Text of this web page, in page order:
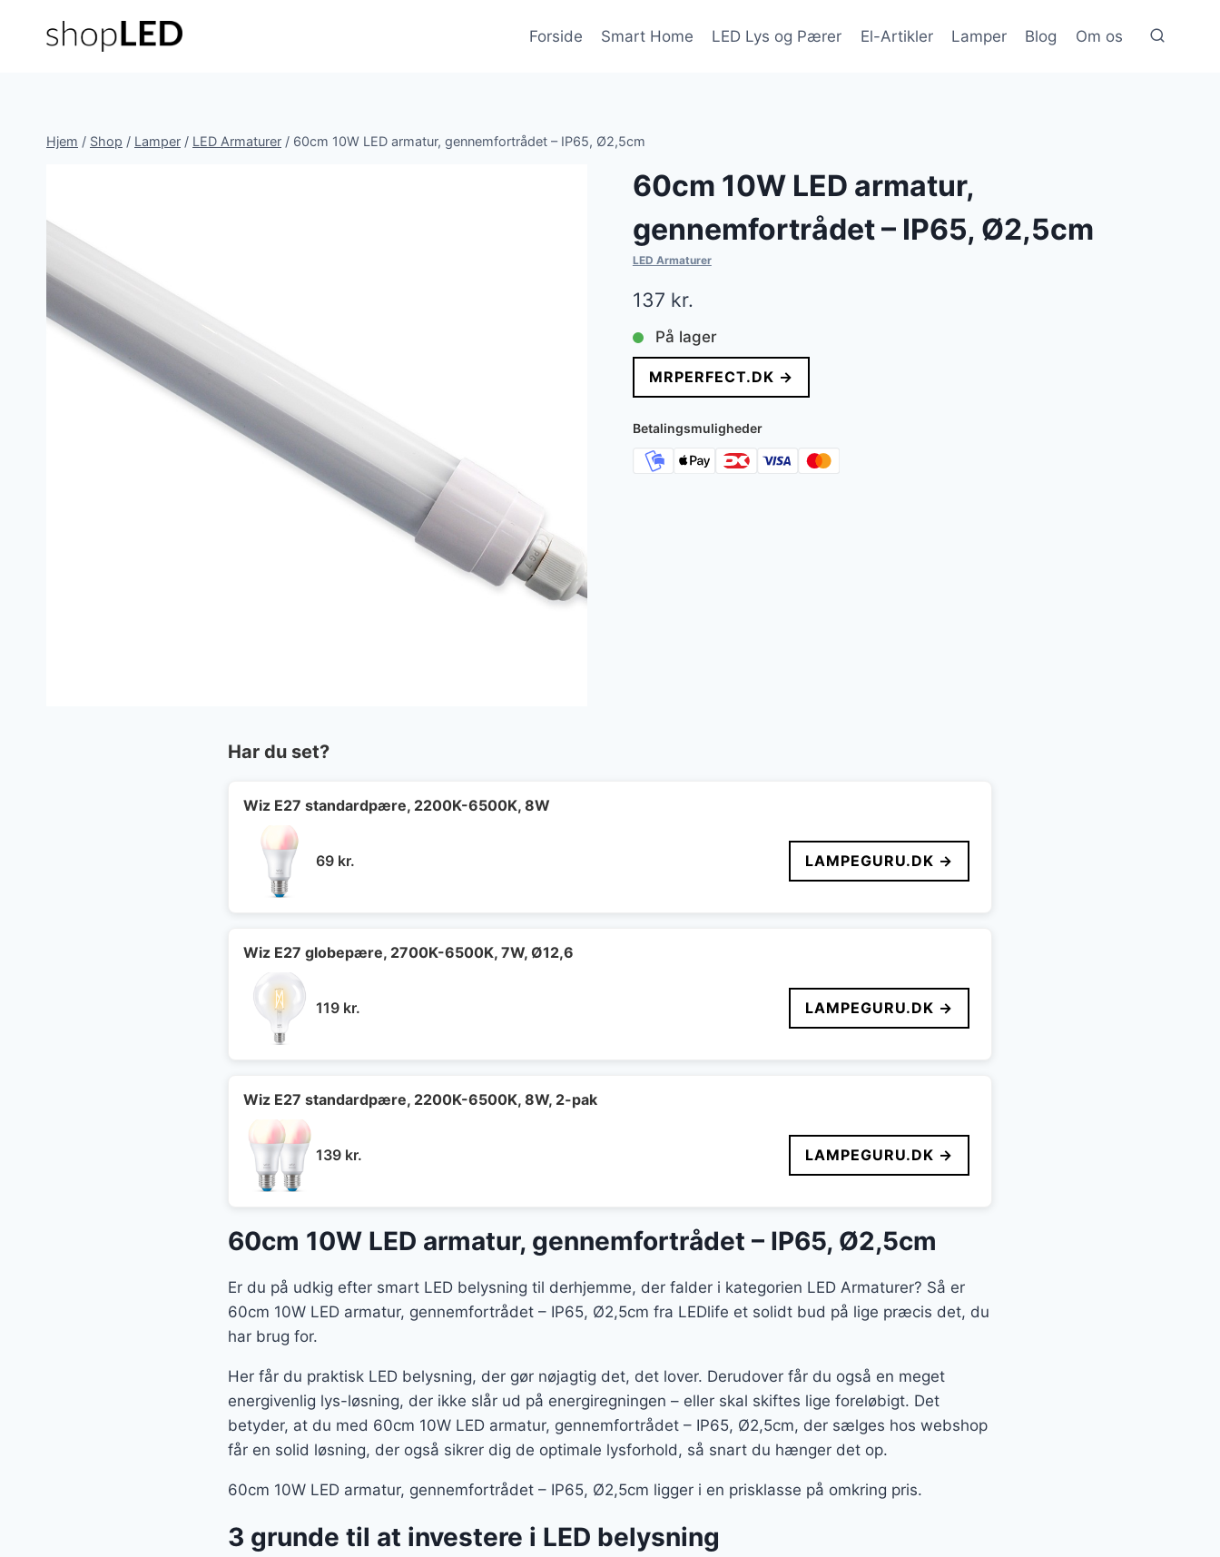
Forside Smart Home LED Lys og Pærer El-Artikler Lamper Blog Om os
Hjem / Shop / Lamper / LED Armaturer / 60cm 10W LED armatur, gennemfortrådet – IP65, Ø2,5cm
60cm 10W LED armatur,
gennemfortrådet – IP65, Ø2,5cm
LED Armaturer
137 kr.
På lager
MRPERFECT.DK →
Betalingsmuligheder
Har du set?
Wiz E27 standardpære, 2200K-6500K, 8W
69 kr. LAMPEGURU.DK →
Wiz E27 globepære, 2700K-6500K, 7W, Ø12,6
119 kr. LAMPEGURU.DK →
Wiz E27 standardpære, 2200K-6500K, 8W, 2-pak
139 kr. LAMPEGURU.DK →
60cm 10W LED armatur, gennemfortrådet – IP65, Ø2,5cm
Er du på udkig efter smart LED belysning til derhjemme, der falder i kategorien LED Armaturer? Så er
60cm 10W LED armatur, gennemfortrådet – IP65, Ø2,5cm fra LEDlife et solidt bud på lige præcis det, du
har brug for.
Her får du praktisk LED belysning, der gør nøjagtig det, det lover. Derudover får du også en meget
energivenlig lys-løsning, der ikke slår ud på energiregningen – eller skal skiftes lige foreløbigt. Det
betyder, at du med 60cm 10W LED armatur, gennemfortrådet – IP65, Ø2,5cm, der sælges hos webshop
får en solid løsning, der også sikrer dig de optimale lysforhold, så snart du hænger det op.
60cm 10W LED armatur, gennemfortrådet – IP65, Ø2,5cm ligger i en prisklasse på omkring pris.
3 grunde til at investere i LED belysning